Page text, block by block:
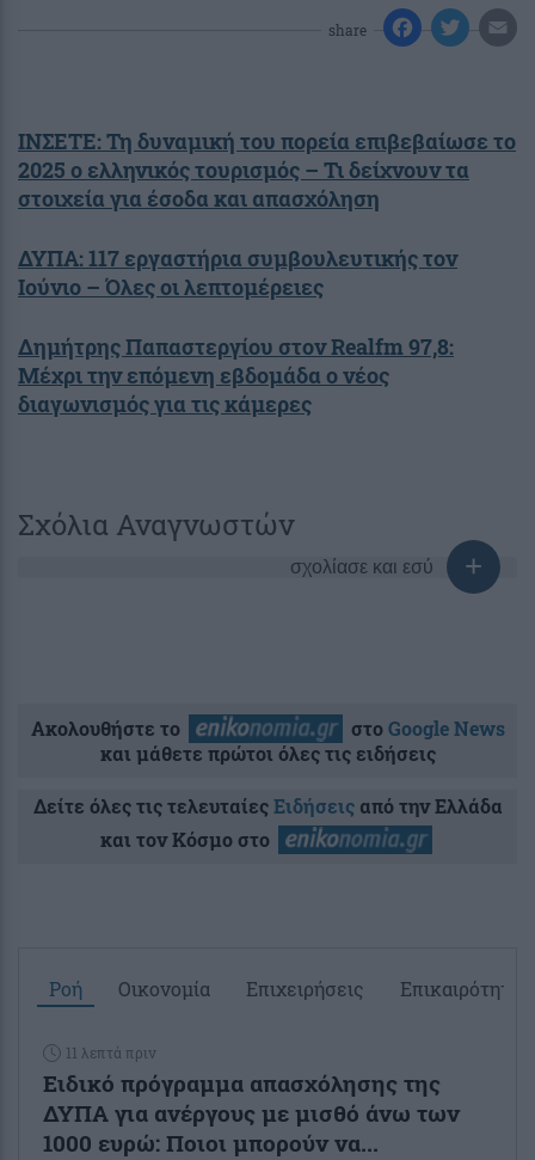
share
ΙΝΣΕΤΕ: Τη δυναμική του πορεία επιβεβαίωσε το
2025 ο ελληνικός τουρισμός – Τι δείχνουν τα
στοιχεία για έσοδα και απασχόληση
ΔΥΠΑ: 117 εργαστήρια συμβουλευτικής τον
Ιούνιο – Όλες οι λεπτομέρειες
Δημήτρης Παπαστεργίου στον Realfm 97,8:
Μέχρι την επόμενη εβδομάδα ο νέος
διαγωνισμός για τις κάμερες
Σχόλια Αναγνωστών
σχολίασε και εσύ
Ακολουθήστε το στοGoogle News
και μάθετε πρώτοι όλες τις ειδήσεις
Δείτε όλες τις τελευταίεςΕιδήσειςαπό την Ελλάδα
και τον Κόσμο στο
Ροή Οικονομία Επιχειρήσεις Επικαιρότητα
11 λεπτά πριν
Ειδικό πρόγραμμα απασχόλησης της
ΔΥΠΑ για ανέργους με μισθό άνω των
1000 ευρώ: Ποιοι μπορούν να...